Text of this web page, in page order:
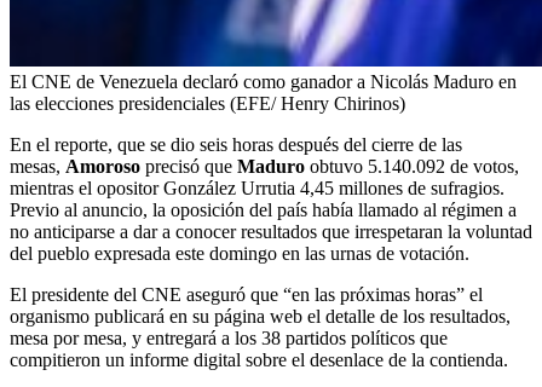
El CNE de Venezuela declaró como ganador a Nicolás Maduro en
las elecciones presidenciales (EFE/ Henry Chirinos)
En el reporte, que se dio seis horas después del cierre de las
mesas, Amoroso precisó que Maduro obtuvo 5.140.092 de votos,
mientras el opositor González Urrutia 4,45 millones de sufragios.
Previo al anuncio, la oposición del país había llamado al régimen a
no anticiparse a dar a conocer resultados que irrespetaran la voluntad
del pueblo expresada este domingo en las urnas de votación.
El presidente del CNE aseguró que “en las próximas horas” el
organismo publicará en su página web el detalle de los resultados,
mesa por mesa, y entregará a los 38 partidos políticos que
compitieron un informe digital sobre el desenlace de la contienda.